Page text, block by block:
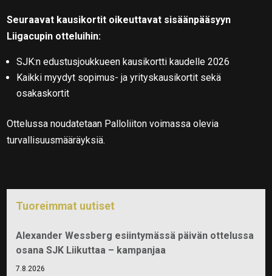
Seuraavat kausikortit oikeuttavat sisäänpääsyyn
Liigacupin otteluihin:
SJK:n edustusjoukkueen kausikortti kaudelle 2026
Kaikki myydyt sopimus- ja yrityskausikortit sekä
osakaskortit
Ottelussa noudatetaan Palloliiton voimassa olevia
turvallisuusmääräyksiä.
Tuoreimmat uutiset
Alexander Wessberg esiintymässä päivän ottelussa
osana SJK Liikuttaa – kampanjaa
7.8.2026